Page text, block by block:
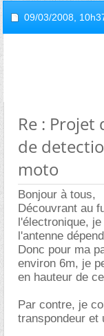
09/03/2008,
Re : Projet
de
moto
Bonjour à tous,
Découvrant au
l'électronique,
l'antenne
Donc pour ma
environ 6m, je
en hauteur de
Par contre, je
transpondeur et